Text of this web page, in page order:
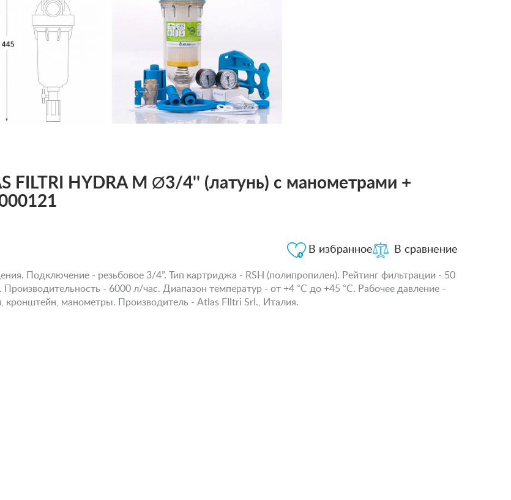
FILTRI HYDRA M Ø3/4'' (латунь) c манометрами +
В сравнение
В избранное
Подключение - резьбовое 3/4”. Тип картриджа - RSH (полипропилен). Рейтинг фильтрации - 50
- 6000 л/час. Диапазон температур - от +4 °С до +45 °С. Рабочее давление -
кронштейн, манометры. Производитель - Atlas FIltri Srl., Италия.